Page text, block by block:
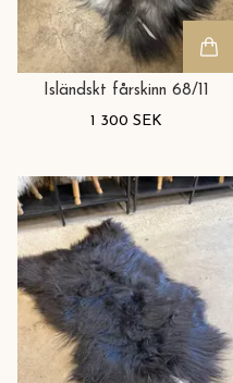
Isländskt fårskinn 68/11
1 300 SEK